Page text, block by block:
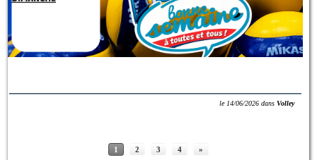
le 14/06/2026 dansVolley
1 2 3 4 »